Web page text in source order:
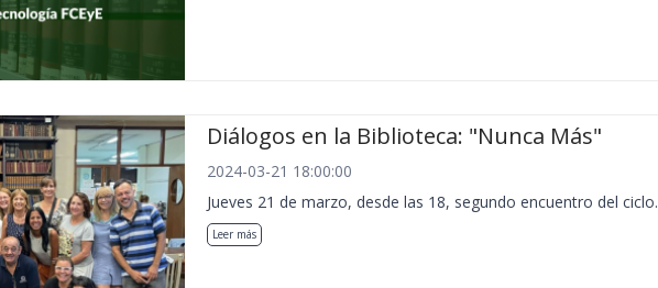
Diálogos en la Biblioteca: "Nunca Más"
2024-03-21 18:00:00
Jueves 21 de marzo, desde las 18, segundo encuentro del ciclo.
Leer más